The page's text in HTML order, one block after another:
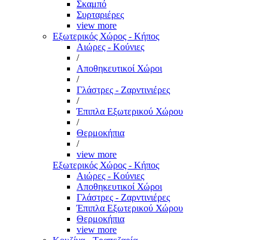
Σκαμπό
Συρταριέρες
view more
Εξωτερικός Χώρος - Κήπος
Αιώρες - Κούνιες
/
Αποθηκευτικοί Χώροι
/
Γλάστρες - Ζαρντινιέρες
/
Έπιπλα Εξωτερικού Χώρου
/
Θερμοκήπια
/
view more
Εξωτερικός Χώρος - Κήπος
Αιώρες - Κούνιες
Αποθηκευτικοί Χώροι
Γλάστρες - Ζαρντινιέρες
Έπιπλα Εξωτερικού Χώρου
Θερμοκήπια
view more